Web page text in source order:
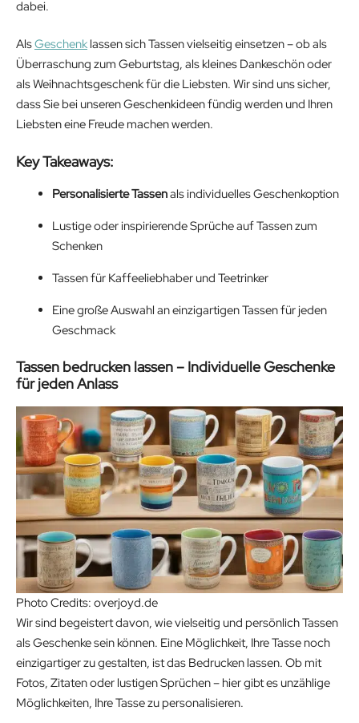
dabei.
AlsGeschenk lassen sich Tassen vielseitig einsetzen – ob als
Überraschung zum Geburtstag, als kleines Dankeschön oder
als Weihnachtsgeschenk für die Liebsten. Wir sind uns sicher,
dass Sie bei unseren Geschenkideen fündig werden und Ihren
Liebsten eine Freude machen werden.
Key Takeaways:
Personalisierte Tassenals individuelles Geschenkoption
Lustige oder inspirierende Sprüche auf Tassen zum
Schenken
Tassen für Kaffeeliebhaber und Teetrinker
Eine große Auswahl an einzigartigen Tassen für jeden
Geschmack
Tassen bedrucken lassen – Individuelle Geschenke
für jeden Anlass
Photo Credits: overjoyd.de
Wir sind begeistert davon, wie vielseitig und persönlich Tassen
als Geschenke sein können. Eine Möglichkeit, Ihre Tasse noch
einzigartiger zu gestalten, ist das Bedrucken lassen. Ob mit
Fotos, Zitaten oder lustigen Sprüchen – hier gibt es unzählige
Möglichkeiten, Ihre Tasse zu personalisieren.